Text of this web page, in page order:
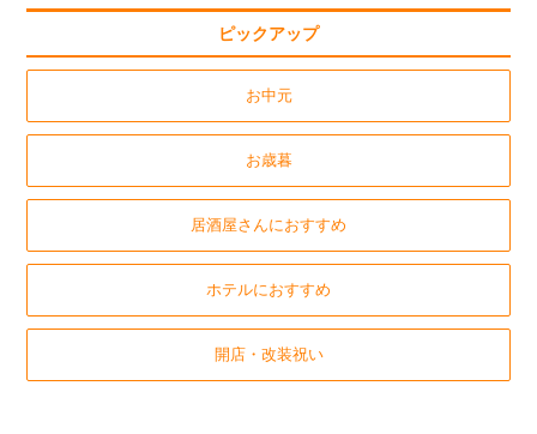
ピックアップ
お中元
お歳暮
居酒屋さんにおすすめ
ホテルにおすすめ
開店・改装祝い